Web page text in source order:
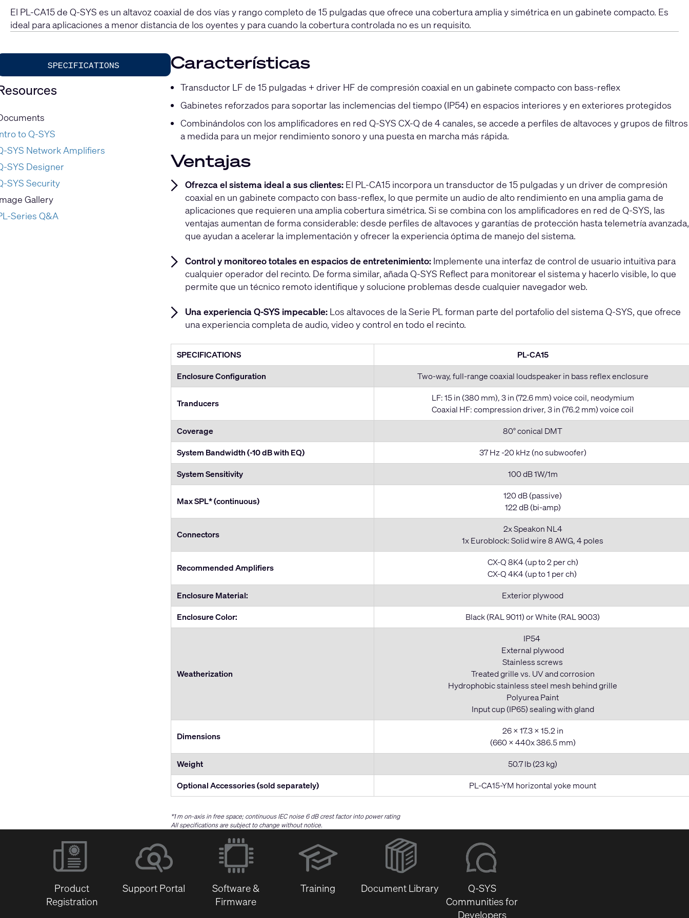
El PL-CA15 de Q-SYS es un altavoz coaxial de dos vías y rango completo de 15 pulgadas que ofrece una cobertura amplia y simétrica en un gabinete compacto. Es
ideal para aplicaciones a menor distancia de los oyentes y para cuando la cobertura controlada no es un requisito.
SPECIFICATIONS
to Q-SYS
SYS Network Amplifiers
SYS Designer
SYS Security
Gallery
Series Q&A
Características
Transductor LF de 15 pulgadas + driver HF de compresión coaxial en un gabinete compacto con bass-reflex
Gabinetes reforzados para soportar las inclemencias del tiempo (IP54) en espacios interiores y en exteriores protegidos
Combinándolos con los amplificadores en red Q-SYS CX-Q de 4 canales, se accede a perfiles de altavoces y grupos de filtros
a medida para un mejor rendimiento sonoro y una puesta en marcha más rápida.
Ventajas
Ofrezca el sistema ideal a sus clientes: El PL-CA15 incorpora un transductor de 15 pulgadas y un driver de compresión
coaxial en un gabinete compacto con bass-reflex, lo que permite un audio de alto rendimiento en una amplia gama de
aplicaciones que requieren una amplia cobertura simétrica. Si se combina con los amplificadores en red de Q-SYS, las
ventajas aumentan de forma considerable: desde perfiles de altavoces y garantías de protección hasta telemetría avanzada,
que ayudan a acelerar la implementación y ofrecer la experiencia óptima de manejo del sistema.
Control y monitoreo totales en espacios de entretenimiento: Implemente una interfaz de control de usuario intuitiva para
cualquier operador del recinto. De forma similar, añada Q-SYS Reflect para monitorear el sistema y hacerlo visible, lo que
permite que un técnico remoto identifique y solucione problemas desde cualquier navegador web.
Una experiencia Q-SYS impecable: Los altavoces de la Serie PL forman parte del portafolio del sistema Q-SYS, que ofrece
una experiencia completa de audio, video y control en todo el recinto.
SPECIFICATIONS
PL-CA15
Enclosure Configuration
Two-way, full-range coaxial loudspeaker in bass reflex enclosure
Tranducers
LF: 15 in (380 mm), 3 in (72.6 mm) voice coil, neodymium
Coaxial HF: compression driver, 3 in (76.2 mm) voice coil
Coverage
80° conical DMT
System Bandwidth (-10 dB with EQ)
37 Hz -20 kHz (no subwoofer)
System Sensitivity
100 dB 1W/1m
Max SPL* (continuous)
120 dB (passive)
122 dB (bi-amp)
Connectors
2x Speakon NL4
1x Euroblock: Solid wire 8 AWG, 4 poles
Recommended Amplifiers
CX-Q 8K4 (up to 2 per ch)
CX-Q 4K4 (up to 1 per ch)
Enclosure Material:
Exterior plywood
Enclosure Color:
Black (RAL 9011) or White (RAL 9003)
Weatherization
IP54
External plywood
Stainless screws
Treated grille vs. UV and corrosion
Hydrophobic stainless steel mesh behind grille
Polyurea Paint
Input cup (IP65) sealing with gland
Dimensions
26 x 17.3 x 15.2 in
(660 x 440x 386.5 mm)
Weight
50.7 lb (23 kg)
Optional Accessories (sold separately)
PL-CA15-YM horizontal yoke mount
*1 m on-axis in free space; continuous IEC noise 6 dB crest factor into power rating
All specifications are subject to change without notice.
Product
Registration
Support Portal
Software &
Firmware
Training
Document Library
Q-SYS
Communities for
Developers